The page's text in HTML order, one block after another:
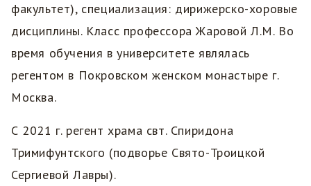
факультет), специализация: дирижерско-хоровые
дисциплины. Класс профессора Жаровой Л.М. Во
время обучения в университете являлась
регентом в Покровском женском монастыре г.
Москва.
С 2021 г. регент храма свт. Спиридона
Тримифунтского (подворье Свято-Троицкой
Сергиевой Лавры).